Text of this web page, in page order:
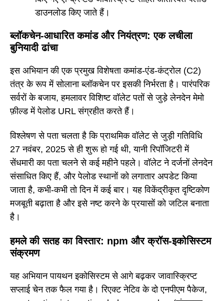
डाउनलोड किए जाते हैं।
ब्लॉकचेन-आधारित कमांड और नियंत्रण: एक लचीला
बुनियादी ढांचा
इस अभियान की एक प्रमुख विशेषता कमांड-एंड-कंट्रोल (C2)
तंत्र के रूप में सोलाना ब्लॉकचेन पर इसकी निर्भरता है। पारंपरिक
सर्वरों के बजाय, हमलावर विशिष्ट वॉलेट पतों से जुड़े लेनदेन मेमो
फ़ील्ड में पेलोड URL संग्रहीत करते हैं।
विश्लेषण से पता चलता है कि प्राथमिक वॉलेट से जुड़ी गतिविधि
27 नवंबर, 2025 से ही शुरू हो गई थी, यानी रिपॉजिटरी में
सेंधमारी का पता चलने से कई महीने पहले। वॉलेट ने दर्जनों लेनदेन
संसाधित किए हैं, और पेलोड स्थानों को लगातार अपडेट किया
जाता है, कभी-कभी तो दिन में कई बार। यह विकेंद्रीकृत दृष्टिकोण
मजबूती बढ़ाता है और इसे नष्ट करने के प्रयासों को जटिल बनाता
है।
हमले की सतह का विस्तार: npm और क्रॉस-इकोसिस्टम
संक्रमण
यह अभियान पायथन इकोसिस्टम से आगे बढ़कर जावास्क्रिप्ट
सप्लाई चेन तक फैल गया है। रिएक्ट नेटिव के दो एनपीएम पैकेज,